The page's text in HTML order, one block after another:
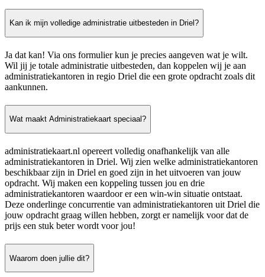
Kan ik mijn volledige administratie uitbesteden in Driel?
Ja dat kan! Via ons formulier kun je precies aangeven wat je wilt.
Wil jij je totale administratie uitbesteden, dan koppelen wij je aan
administratiekantoren in regio Driel die een grote opdracht zoals dit
aankunnen.
Wat maakt Administratiekaart speciaal?
administratiekaart.nl opereert volledig onafhankelijk van alle
administratiekantoren in Driel. Wij zien welke administratiekantoren
beschikbaar zijn in Driel en goed zijn in het uitvoeren van jouw
opdracht. Wij maken een koppeling tussen jou en drie
administratiekantoren waardoor er een win-win situatie ontstaat.
Deze onderlinge concurrentie van administratiekantoren uit Driel die
jouw opdracht graag willen hebben, zorgt er namelijk voor dat de
prijs een stuk beter wordt voor jou!
Waarom doen jullie dit?